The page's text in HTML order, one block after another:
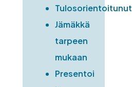
Tulosorientoitunut
Jämäkkä
tarpeen
mukaan
Presentoi